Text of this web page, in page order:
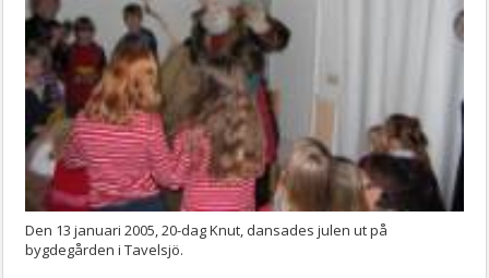
Den 13 januari 2005, 20-dag Knut, dansades julen ut på
bygdegården i Tavelsjö.